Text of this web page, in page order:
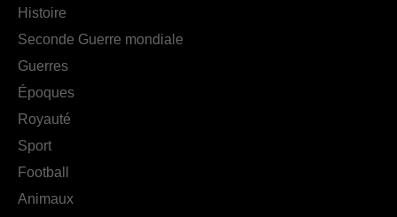
Histoire
Seconde Guerre mondiale
Guerres
Époques
Royauté
Sport
Football
Animaux